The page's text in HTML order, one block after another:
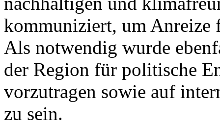
kommuniziert, um Anreize
Als notwendig wurde
der Region für politische
vorzutragen sowie auf
zu sein.